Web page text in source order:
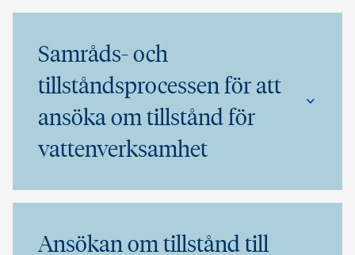
Samråds- och
tillståndsprocessen för att
ansöka om tillstånd för
vattenverksamhet
Ansökan om tillstånd till